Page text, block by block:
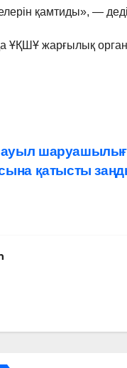
қамтиды», —
ҰҚШҰ жарғылық
қатысты